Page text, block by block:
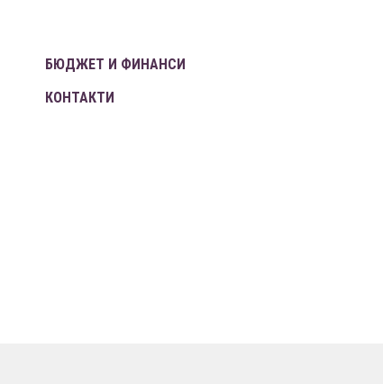
БЮДЖЕТ И ФИНАНСИ
КОНТАКТИ